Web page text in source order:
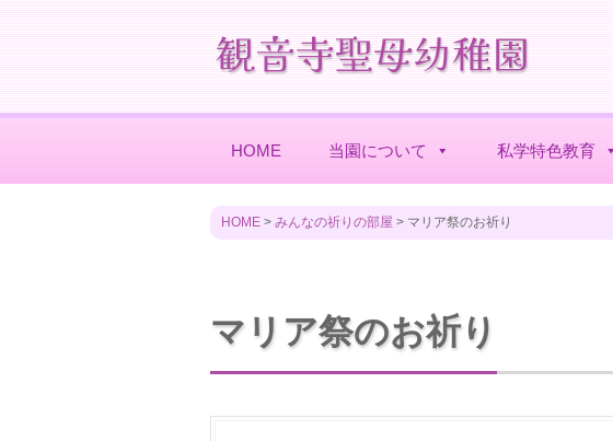
HOME 当園について 私学特色教育
HOME > みんなの祈りの部屋 > マリア祭のお祈り
マリア祭のお祈り